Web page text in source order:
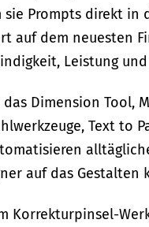
Prompts direkt in
auf dem neuesten
Leistung
Dimension Tool,
Text to
auf das
Korrekturpinsel-